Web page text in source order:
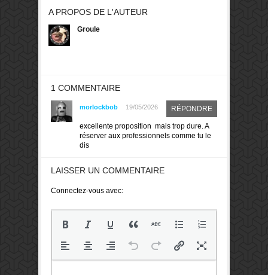
A PROPOS DE L'AUTEUR
Groule
1 COMMENTAIRE
morlockbob 19/05/2026 RÉPONDRE
excellente proposition mais trop dure. A
réserver aux professionnels comme tu le
dis
LAISSER UN COMMENTAIRE
Connectez-vous avec: